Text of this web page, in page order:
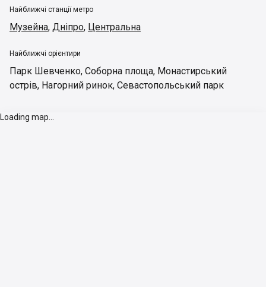
Найближчі станції метро
Музейна, Дніпро, Центральна
Найближчі орієнтири
Парк Шевченко, Соборна площа, Монастирський
острів, Нагорний ринок, Севастопольський парк
Loading map...